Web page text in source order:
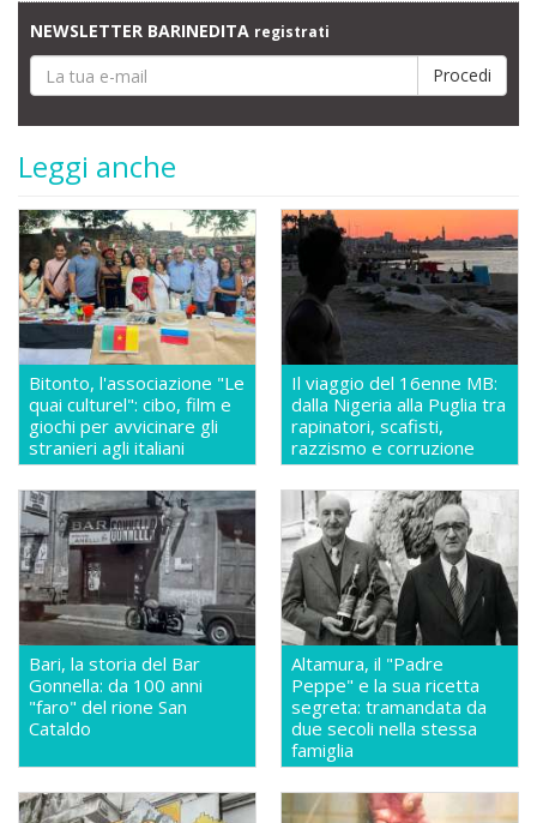
NEWSLETTER BARINEDITA registrati
Leggi anche
Bitonto, l'associazione "Le
quai culturel": cibo, film e
giochi per avvicinare gli
stranieri agli italiani
Il viaggio del 16enne MB:
dalla Nigeria alla Puglia tra
rapinatori, scafisti,
razzismo e corruzione
Bari, la storia del Bar
Gonnella: da 100 anni
"faro" del rione San
Cataldo
Altamura, il "Padre
Peppe" e la sua ricetta
segreta: tramandata da
due secoli nella stessa
famiglia